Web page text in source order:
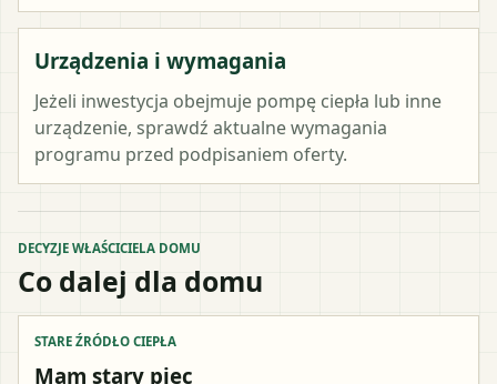
Urządzenia i wymagania
Jeżeli inwestycja obejmuje pompę ciepła lub inne
urządzenie, sprawdź aktualne wymagania
programu przed podpisaniem oferty.
DECYZJE WŁAŚCICIELA DOMU
Co dalej dla domu
STARE ŹRÓDŁO CIEPŁA
Mam stary piec